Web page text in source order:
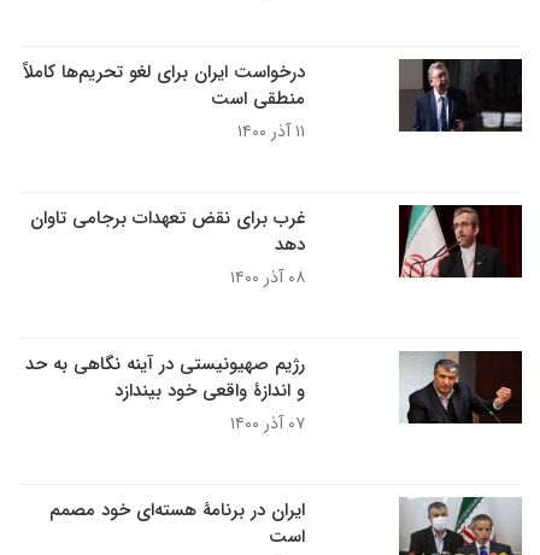
درخواست ایران برای لغو تحریم‌ها کاملاً
منطقی است
۱۱ آذر ۱۴۰۰
غرب برای نقض تعهدات برجامی تاوان
دهد
۰۸ آذر ۱۴۰۰
رژیم صهیونیستی در آینه نگاهی به حد
و اندازۀ واقعی خود بیندازد
۰۷ آذر ۱۴۰۰
ایران در برنامۀ هسته‌ای خود مصمم
است